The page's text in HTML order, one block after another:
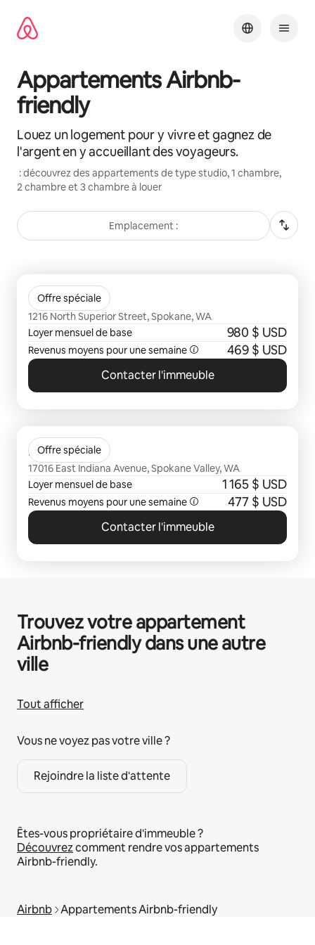
directement
Appartements Airbnb-
friendly
Louez un logement pour y vivre et gagnez de
l'argent en y accueillant des voyageurs.
: découvrez des appartements de type studio, 1 chambre,
2 chambre et 3 chambre à louer
Emplacement :
Offre spéciale
The Academy
1216 North Superior Street, Spokane, WA
Loyer mensuel de base
980 $ USD
Revenus moyens pour une semaine 469 $ USD
Contacter l'immeuble
Offre spéciale
Bella Tess
17016 East Indiana Avenue, Spokane Valley, WA
Loyer mensuel de base
1 165 $ USD
Revenus moyens pour une semaine 477 $ USD
Contacter l'immeuble
Trouvez votre appartement
Airbnb-friendly dans une autre
ville
Tout afficher
Vous ne voyez pas votre ville ?
Rejoindre la liste d'attente
Êtes-vous propriétaire d'immeuble ?
Découvrezcomment rendre vos appartements
Airbnb-friendly.
Airbnb Appartements Airbnb-friendly